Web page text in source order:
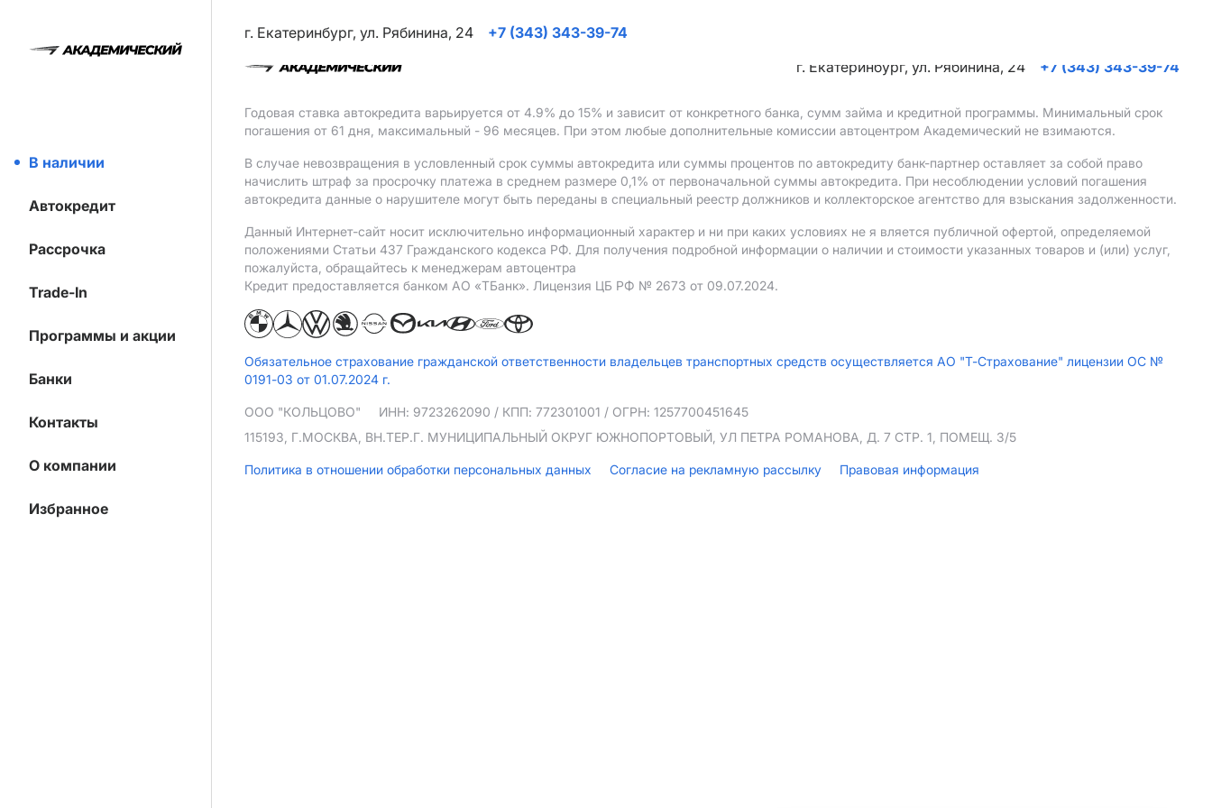
В наличии
Автокредит
Рассрочка
Trade-In
Программы и акции
Банки
Контакты
О компании
Избранное
г. Екатеринбург, ул. Рябинина, 24
+7 (343) 343-39-74
г. Екатеринбург, ул. Рябинина, 24
+7 (343) 343-39-74
Годовая ставка автокредита варьируется от 4.9% до 15% и зависит от конкретного банка, сумм займа и кредитной программы. Минимальный срок
погашения от 61 дня, максимальный - 96 месяцев. При этом любые дополнительные комиссии автоцентром Академический не взимаются.
В случае невозвращения в условленный срок суммы автокредита или суммы процентов по автокредиту банк-партнер оставляет за собой право
начислить штраф за просрочку платежа в среднем размере 0,1% от первоначальной суммы автокредита. При несоблюдении условий погашения
автокредита данные о нарушителе могут быть переданы в специальный реестр должников и коллекторское агентство для взыскания задолженности.
Данный Интернет-сайт носит исключительно информационный характер и ни при каких условиях не я вляется публичной офертой, определяемой
положениями Статьи 437 Гражданского кодекса РФ. Для получения подробной информации о наличии и стоимости указанных товаров и (или) услуг,
пожалуйста, обращайтесь к менеджерам автоцентра
Кредит предоставляется банком АO «ТБанк». Лицензия ЦБ РФ № 2673 от 09.07.2024.
Обязательное страхование гражданской ответственности владельцев транспортных средств осуществляется АО "Т-Страхование" лицензии ОС №
0191-03 от 01.07.2024 г.
ООО "КОЛЬЦОВО" ИНН: 9723262090 / КПП: 772301001 / ОГРН: 1257700451645
115193, Г.МОСКВА, ВН.ТЕР.Г. МУНИЦИПАЛЬНЫЙ ОКРУГ ЮЖНОПОРТОВЫЙ, УЛ ПЕТРА РОМАНОВА, Д. 7 СТР. 1, ПОМЕЩ. 3/5
Политика в отношении обработки персональных данных Согласие на рекламную рассылку Правовая информация